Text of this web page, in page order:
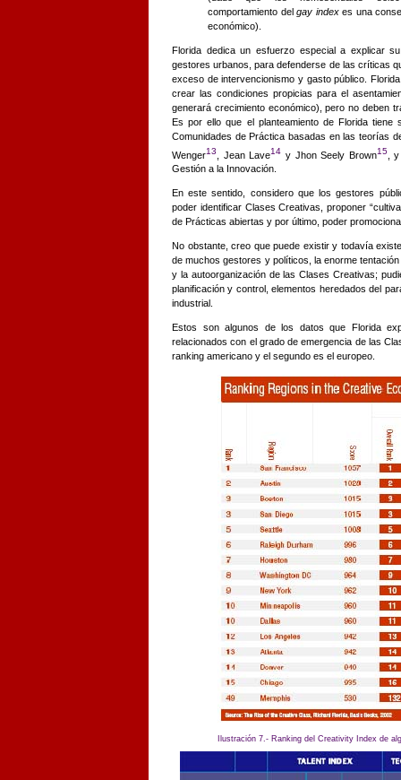
comportamiento del gay indexes una
económico).
Florida dedica un esfuerzo especial a explicar
gestores urbanos, para defenderse de las críticas
exceso de intervencionismo y gasto público.
crear las condiciones propicias para el
generará crecimiento económico), pero no deben
Es por ello que el planteamiento de Florida
Comunidades de Práctica basadas en las teorías
Wenger13 , Jean Lave14 y Jhon Seely Brown15, y
Gestión a la Innovación.
En este sentido, considero que los gestores
poder identificar Clases Creativas, proponer
de Prácticas abiertas y por último, poder
No obstante, creo que puede existir y todavía
de muchos gestores y políticos, la enorme
y la autoorganización de las Clases Creativas;
planificación y control, elementos heredados del
industrial.
Estos son algunos de los datos que Florida
relacionados con el grado de emergencia de las
ranking americano y el segundo es el europeo.
Ilustración 7.- Ranking del Creativity Index de